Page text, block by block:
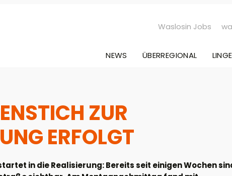
Waslosin Jobs
NEWS ÜBERREGIONAL
ZUR
ERFOLGT
in die Realisierung: Bereits seit einigen Wochen